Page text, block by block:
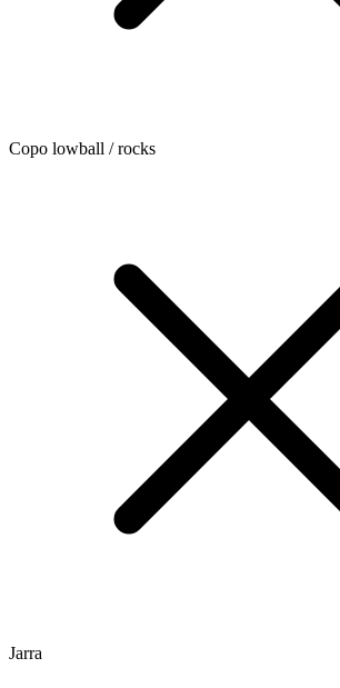
Copo lowball / rocks
Jarra